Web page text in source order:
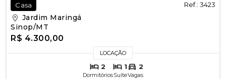
Casa Ref.: 3423
Jardim Maringá
Sinop/MT
R$ 4.300,00
LOCAÇÃO
2
Dormitórios
1
Suíte
2
Vagas